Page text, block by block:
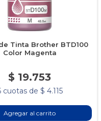
Tinta Brother BTD100
Color Magenta
$ 19.753
cuotas de $ 4.115
Agregar al carrito